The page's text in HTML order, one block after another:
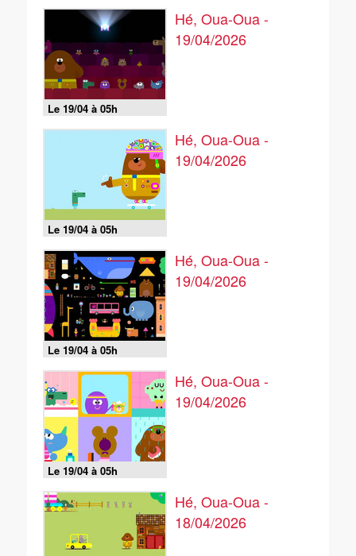
Le 19/04 à 05h
Hé, Oua-Oua -
19/04/2026
Le 19/04 à 05h
Hé, Oua-Oua -
19/04/2026
Le 19/04 à 05h
Hé, Oua-Oua -
19/04/2026
Le 19/04 à 05h
Hé, Oua-Oua -
19/04/2026
Hé, Oua-Oua -
18/04/2026